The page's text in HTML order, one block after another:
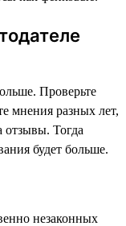
Проверьте
мнения разных лет,
отзывы. Тогда
будет больше.
незаконных